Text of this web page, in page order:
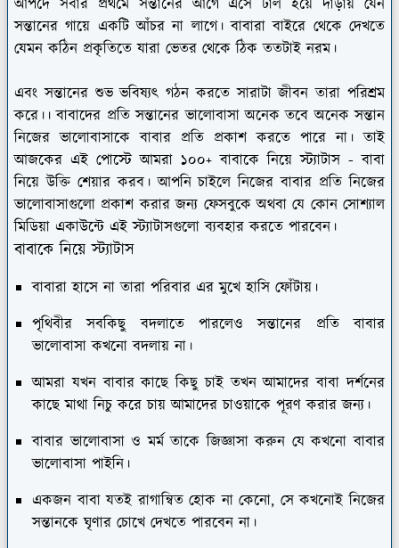
আপদে সবার প্রথমে সন্তানের আগে এসে ঢাল হয়ে দাঁড়ায় যেন
সন্তানের গায়ে একটি আঁচর না লাগে। বাবারা বাইরে থেকে দেখতে
যেমন কঠিন প্রকৃতিতে যারা ভেতর থেকে ঠিক ততটাই নরম।
এবং সন্তানের শুভ ভবিষ্যৎ গঠন করতে সারাটা জীবন তারা পরিশ্রম
করে।। বাবাদের প্রতি সন্তানের ভালোবাসা অনেক তবে অনেক সন্তান
নিজের ভালোবাসাকে বাবার প্রতি প্রকাশ করতে পারে না। তাই
আজকের এই পোস্টে আমরা ১০০+ বাবাকে নিয়ে স্ট্যাটাস - বাবা
নিয়ে উক্তি শেয়ার করব। আপনি চাইলে নিজের বাবার প্রতি নিজের
ভালোবাসাগুলো প্রকাশ করার জন্য ফেসবুকে অথবা যে কোন সোশ্যাল
মিডিয়া একাউন্টে এই স্ট্যাটাসগুলো ব্যবহার করতে পারবেন।
বাবাকে নিয়ে স্ট্যাটাস
বাবারা হাসে না তারা পরিবার এর মুখে হাসি ফোঁটায়।
পৃথিবীর সবকিছু বদলাতে পারলেও সন্তানের প্রতি বাবার
ভালোবাসা কখনো বদলায় না।
আমরা যখন বাবার কাছে কিছু চাই তখন আমাদের বাবা দর্শনের
কাছে মাথা নিচু করে চায় আমাদের চাওয়াকে পূরণ করার জন্য।
বাবার ভালোবাসা ও মর্ম তাকে জিজ্ঞাসা করুন যে কখনো বাবার
ভালোবাসা পাইনি।
একজন বাবা যতই রাগান্বিত হোক না কেনো, সে কখনোই নিজের
সন্তানকে ঘৃণার চোখে দেখতে পারবেন না।